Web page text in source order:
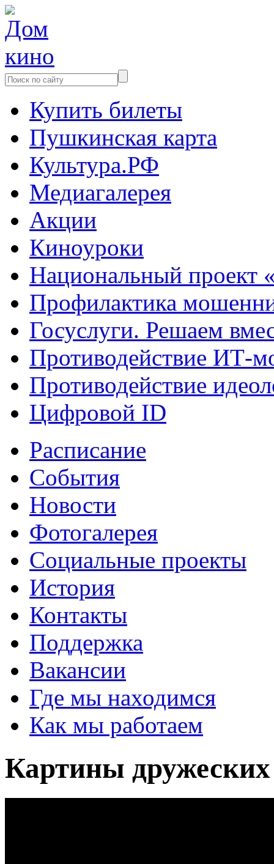
Купить билеты
Пушкинская карта
Культура.РФ
Медиагалерея
Акции
Киноуроки
Национальный проект
Профилактика
Госуслуги. Решаем
Противодействие ИТ-
Противодействие
Цифровой ID
Расписание
События
Новости
Фотогалерея
Социальные проекты
История
Контакты
Поддержка
Вакансии
Где мы находимся
Как мы работаем
Картины дружеских